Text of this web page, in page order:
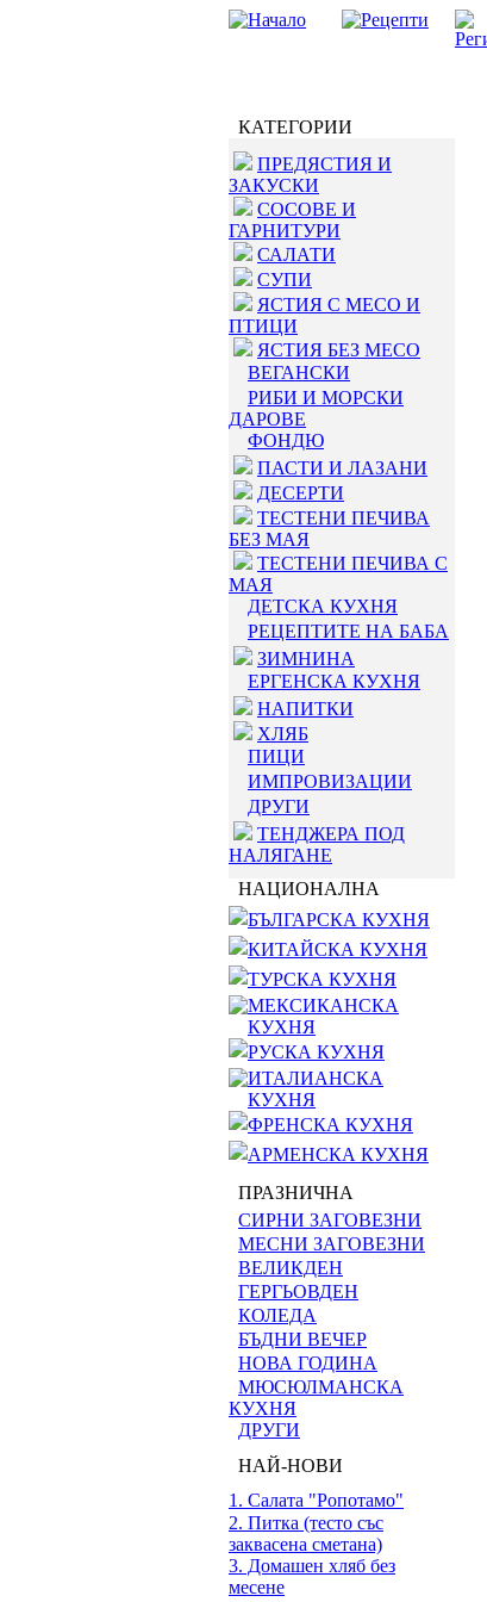
КАТЕГОРИИ
ПРЕДЯСТИЯ И
ЗАКУСКИ
СОСОВЕ И
ГАРНИТУРИ
САЛАТИ
СУПИ
ЯСТИЯ С МЕСО И
ПТИЦИ
ЯСТИЯ БЕЗ МЕСО
ВЕГАНСКИ
РИБИ И МОРСКИ
ДАРОВЕ
ФОНДЮ
ПАСТИ И ЛАЗАНИ
ДЕСЕРТИ
ТЕСТЕНИ ПЕЧИВА
БЕЗ МАЯ
ТЕСТЕНИ ПЕЧИВА С
МАЯ
ДЕТСКА КУХНЯ
РЕЦЕПТИТЕ НА БАБА
ЗИМНИНА
ЕРГЕНСКА КУХНЯ
НАПИТКИ
ХЛЯБ
ПИЦИ
ИМПРОВИЗАЦИИ
ДРУГИ
ТЕНДЖЕРА ПОД
НАЛЯГАНЕ
НАЦИОНАЛНА
БЪЛГАРСКА КУХНЯ
КИТАЙСКА КУХНЯ
ТУРСКА КУХНЯ
МЕКСИКАНСКА
КУХНЯ
РУСКА КУХНЯ
ИТАЛИАНСКА
КУХНЯ
ФРЕНСКА КУХНЯ
АРМЕНСКА КУХНЯ
ПРАЗНИЧНА
СИРНИ ЗАГОВЕЗНИ
МЕСНИ ЗАГОВЕЗНИ
ВЕЛИКДЕН
ГЕРГЬОВДЕН
КОЛЕДА
БЪДНИ ВЕЧЕР
НОВА ГОДИНА
МЮСЮЛМАНСКА
КУХНЯ
ДРУГИ
НАЙ-НОВИ
1. Салата "Ропотамо"
2. Питка (тесто със
заквасена сметана)
3. Домашен хляб без
месене